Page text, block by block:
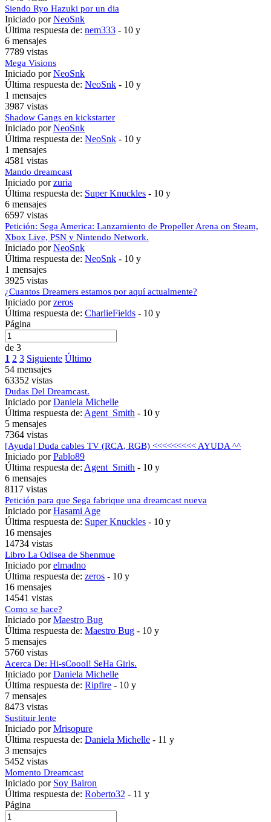
Siendo Ryo Hazuki por un dia
Iniciado porNeoSnk
Última respuesta de: nem333 - 10 y
6 mensajes
7789 vistas
Mega Visions
Iniciado porNeoSnk
Última respuesta de: NeoSnk - 10 y
1 mensajes
3987 vistas
Shadow Gangs en kickstarter
Iniciado porNeoSnk
Última respuesta de: NeoSnk - 10 y
1 mensajes
4581 vistas
Mando dreamcast
Iniciado porzuria
Última respuesta de: Super Knuckles - 10 y
6 mensajes
6597 vistas
Petición: Sega America: Lanzamiento de Propeller Arena on Steam,
Xbox Live, PSN y Nintendo Network.
Iniciado porNeoSnk
Última respuesta de: NeoSnk - 10 y
1 mensajes
3925 vistas
¿Cuantos Dreamers estamos por aquí actualmente?
Iniciado porzeros
Última respuesta de: CharlieFields - 10 y
Página
de 3
1 2 3 Siguiente Último
54 mensajes
63352 vistas
Dudas Del Dreamcast.
Iniciado porDaniela Michelle
Última respuesta de: Agent_Smith - 10 y
5 mensajes
7364 vistas
[Ayuda] Duda cables TV (RCA, RGB) <<<<<<<<< AYUDA ^^
Iniciado porPablo89
Última respuesta de: Agent_Smith - 10 y
6 mensajes
8117 vistas
Petición para que Sega fabrique una dreamcast nueva
Iniciado porHasami Age
Última respuesta de: Super Knuckles - 10 y
16 mensajes
14734 vistas
Libro La Odisea de Shenmue
Iniciado porelmadno
Última respuesta de: zeros - 10 y
16 mensajes
14541 vistas
Como se hace?
Iniciado porMaestro Bug
Última respuesta de: Maestro Bug - 10 y
5 mensajes
5760 vistas
Acerca De: Hi-sCoool! SeHa Girls.
Iniciado porDaniela Michelle
Última respuesta de: Ripfire - 10 y
7 mensajes
8473 vistas
Sustituir lente
Iniciado porMrisopure
Última respuesta de: Daniela Michelle - 11 y
3 mensajes
5452 vistas
Momento Dreamcast
Iniciado por Soy Bairon
Última respuesta de: Roberto32 - 11 y
Página